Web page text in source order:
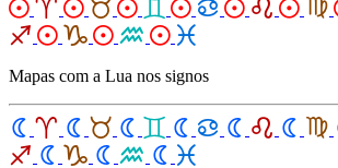
Mapas com a Lua nos signos